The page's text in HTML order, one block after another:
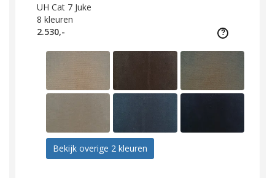
UH Cat 7 Juke
8 kleuren
2.530,-
Bekijk overige 2 kleuren